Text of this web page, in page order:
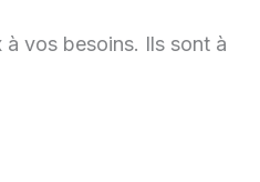
à vos besoins. Ils sont à